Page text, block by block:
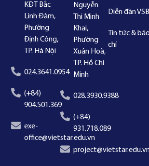
KĐT Bắc
Linh Đàm,
Phường
Định Công,
TP. Hà Nội
024.3641.0954
(+84)
904.501.369
exe-
office@vietstar.edu.vn
Nguyễn
Thị Minh
Khai,
Phường
Xuân Hoà,
TP. Hồ Chí
Minh
028.3930.9388
(+84)
931.718.089
Diễn đàn
Tin tức & báo
chí